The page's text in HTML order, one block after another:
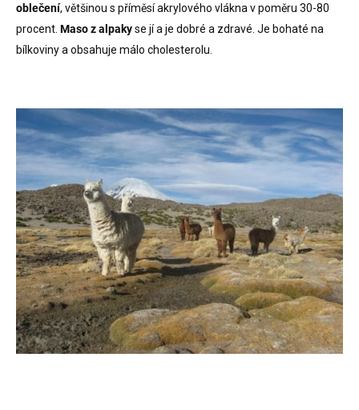
oblečení, většinou s příměsí akrylového vlákna v poměru 30-80
procent. Maso z alpakyse jí a je dobré a zdravé. Je bohaté na
bílkoviny a obsahuje málo cholesterolu.